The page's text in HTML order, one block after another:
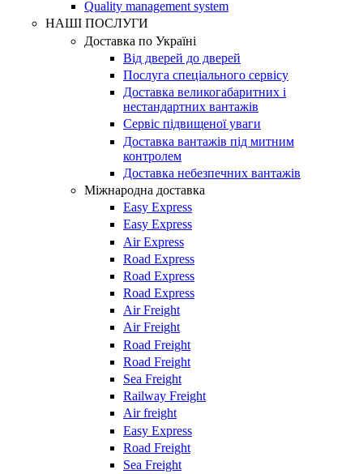
Quality management system
НАШІ ПОСЛУГИ
Доставка по Україні
Від дверей до дверей
Послуга спеціального сервісу
Доставка великогабаритних і
нестандартних вантажів
Сервіс підвищеної уваги
Доставка вантажів під митним
контролем
Доставка небезпечних вантажів
Міжнародна доставка
Easy Express
Easy Express
Air Express
Road Express
Road Express
Road Express
Air Freight
Air Freight
Road Freight
Road Freight
Sea Freight
Railway Freight
Air freight
Easy Express
Road Freight
Sea Freight